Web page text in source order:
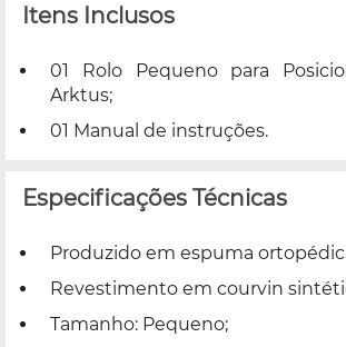
Itens Inclusos
01 Rolo Pequeno para
Arktus;
01 Manual de instruções.
Especificações Técnicas
Produzido em espuma
Revestimento em courvin
Tamanho: Pequeno;